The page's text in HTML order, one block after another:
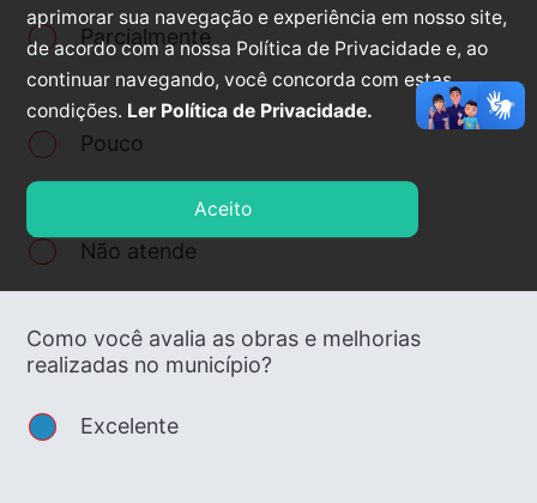
Parcialmente
Pouco
Não atende
Como você avalia as obras e melhorias
realizadas no município?
Excelente
aprimorar sua navegação e experiência em nosso site,
de acordo com a nossa Política de Privacidade e, ao
continuar navegando, você concorda com estas
condições. Ler Política de Privacidade.
Aceito